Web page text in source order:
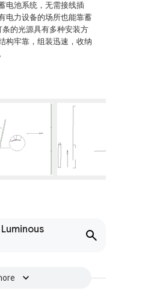
电池系统，无需接线插
电力设备的场所也能靠蓄
条的光源具有多种安装方
构牢靠，组装迅速，收纳